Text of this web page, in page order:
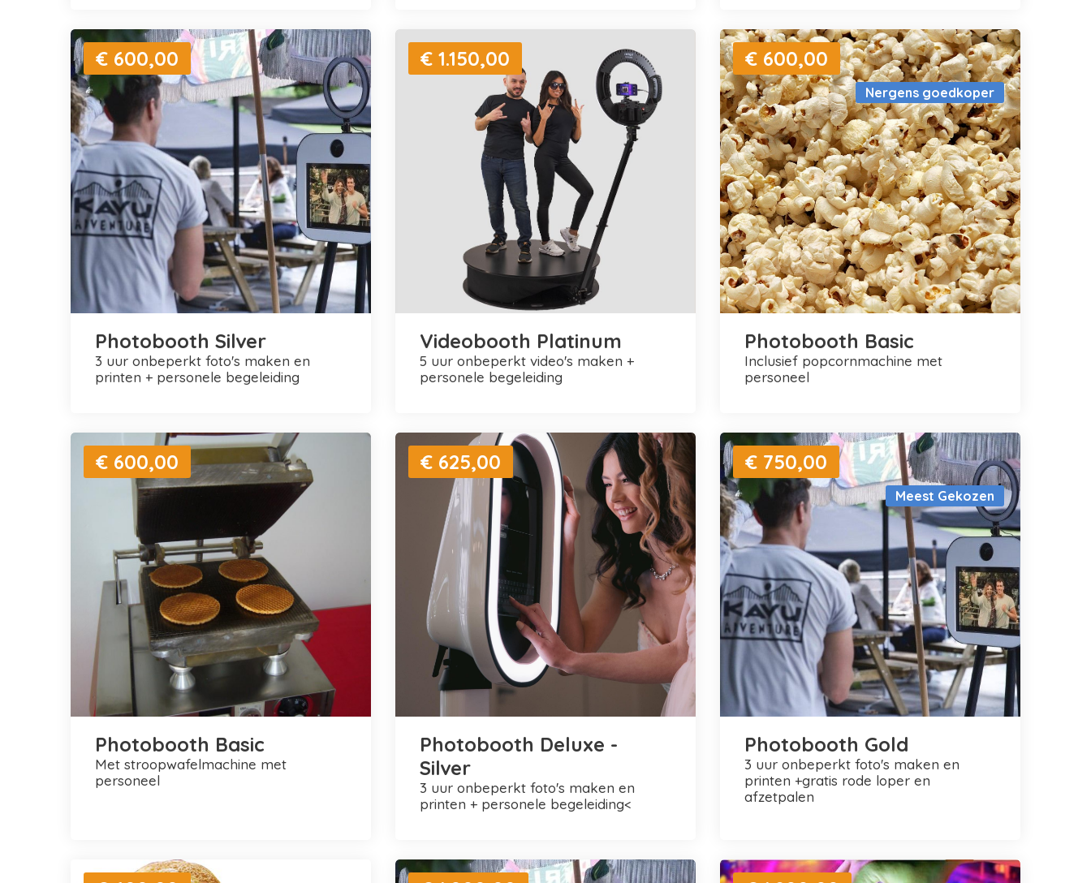
€ 600,00
Photobooth Silver
3 uur onbeperkt foto's maken en
printen + personele begeleiding
€ 1.150,00
Videobooth Platinum
5 uur onbeperkt video's maken +
personele begeleiding
Nergens goedkoper
€ 600,00
Photobooth Basic
inclusief popcornmachine met
personeel
€ 600,00
Photobooth Basic
met stroopwafelmachine met
personeel
€ 625,00
Photobooth Deluxe -
Silver
3 uur onbeperkt foto's maken en
printen + personele begeleiding<
Meest Gekozen
€ 750,00
Photobooth Gold
3 uur onbeperkt foto's maken en
printen +gratis rode loper en
afzetpalen